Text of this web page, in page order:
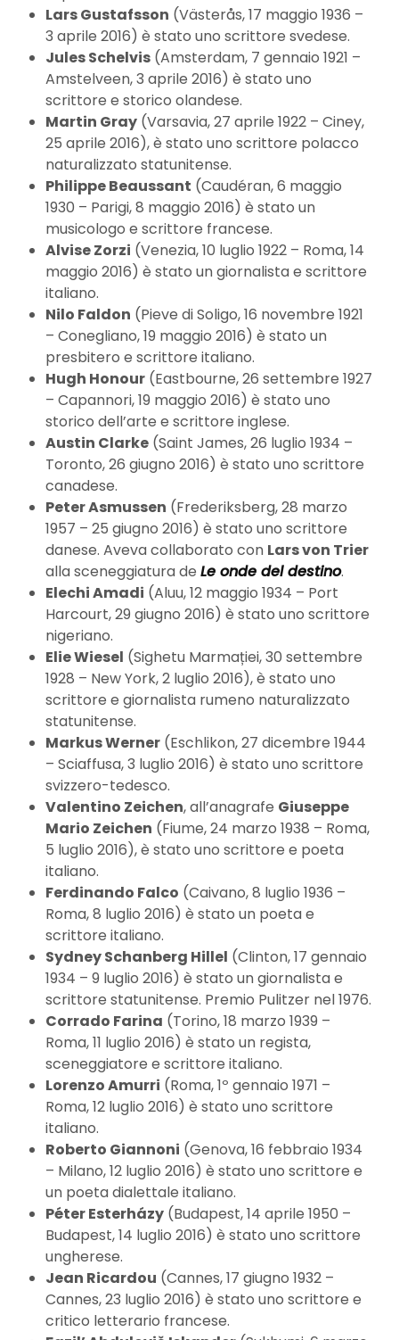
Lars Gustafsson (Västerås, 17 maggio 1936 –
3 aprile 2016) è stato uno scrittore svedese.
Jules Schelvis (Amsterdam, 7 gennaio 1921 –
Amstelveen, 3 aprile 2016) è stato uno
scrittore e storico olandese.
Martin Gray (Varsavia, 27 aprile 1922 – Ciney,
25 aprile 2016), è stato uno scrittore polacco
naturalizzato statunitense.
Philippe Beaussant (Caudéran, 6 maggio
1930 – Parigi, 8 maggio 2016) è stato un
musicologo e scrittore francese.
Alvise Zorzi (Venezia, 10 luglio 1922 – Roma, 14
maggio 2016) è stato un giornalista e scrittore
italiano.
Nilo Faldon (Pieve di Soligo, 16 novembre 1921
– Conegliano, 19 maggio 2016) è stato un
presbitero e scrittore italiano.
Hugh Honour (Eastbourne, 26 settembre 1927
– Capannori, 19 maggio 2016) è stato uno
storico dell’arte e scrittore inglese.
Austin Clarke (Saint James, 26 luglio 1934 –
Toronto, 26 giugno 2016) è stato uno scrittore
canadese.
Peter Asmussen (Frederiksberg, 28 marzo
1957 – 25 giugno 2016) è stato uno scrittore
danese. Aveva collaborato con Lars von Trier
alla sceneggiatura de Le onde del destino.
Elechi Amadi (Aluu, 12 maggio 1934 – Port
Harcourt, 29 giugno 2016) è stato uno scrittore
nigeriano.
Elie Wiesel (Sighetu Marmației, 30 settembre
1928 – New York, 2 luglio 2016), è stato uno
scrittore e giornalista rumeno naturalizzato
statunitense.
Markus Werner (Eschlikon, 27 dicembre 1944
– Sciaffusa, 3 luglio 2016) è stato uno scrittore
svizzero-tedesco.
Valentino Zeichen, all’anagrafe Giuseppe
Mario Zeichen (Fiume, 24 marzo 1938 – Roma,
5 luglio 2016), è stato uno scrittore e poeta
italiano.
Ferdinando Falco (Caivano, 8 luglio 1936 –
Roma, 8 luglio 2016) è stato un poeta e
scrittore italiano.
Sydney Schanberg Hillel (Clinton, 17 gennaio
1934 – 9 luglio 2016) è stato un giornalista e
scrittore statunitense. Premio Pulitzer nel 1976.
Corrado Farina (Torino, 18 marzo 1939 –
Roma, 11 luglio 2016) è stato un regista,
sceneggiatore e scrittore italiano.
Lorenzo Amurri (Roma, 1º gennaio 1971 –
Roma, 12 luglio 2016) è stato uno scrittore
italiano.
Roberto Giannoni (Genova, 16 febbraio 1934
– Milano, 12 luglio 2016) è stato uno scrittore e
un poeta dialettale italiano.
Péter Esterházy (Budapest, 14 aprile 1950 –
Budapest, 14 luglio 2016) è stato uno scrittore
ungherese.
Jean Ricardou (Cannes, 17 giugno 1932 –
Cannes, 23 luglio 2016) è stato uno scrittore e
critico letterario francese.